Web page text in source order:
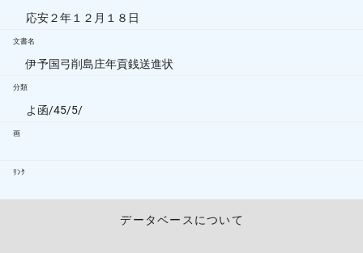
応安２年１２月１８日
文書名
伊予国弓削島庄年貢銭送進状
分類
よ函/45/5/
画
ﾘﾝｸ
データベースについて